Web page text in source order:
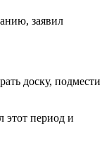
заявил
доску, подмести
этот период и